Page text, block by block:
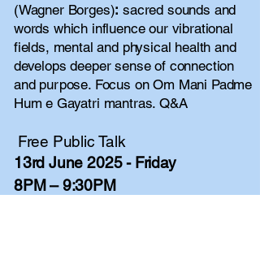
(Wagner Borges): sacred sounds and
words which influence our vibrational
fields, mental and physical health and
develops deeper sense of connection
and purpose. Focus on Om Mani Padme
Hum e Gayatri mantras. Q&A
Free Public Talk
13rd June 2025 - Friday
8PM – 9:30PM